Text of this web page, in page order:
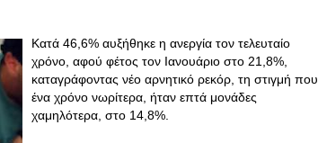
Κατά 46,6% αυξήθηκε η ανεργία τον τελευταίο
χρόνο, αφού φέτος τον Ιανουάριο στο 21,8%,
καταγράφοντας νέο αρνητικό ρεκόρ, τη στιγμή που
ένα χρόνο νωρίτερα, ήταν επτά μονάδες
χαμηλότερα, στο 14,8%.